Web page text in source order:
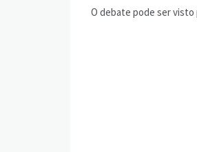
O debate pode ser